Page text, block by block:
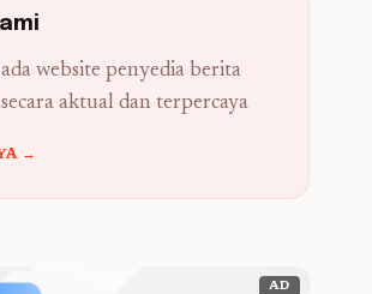
website penyedia berita
aktual dan terpercaya
→
AD